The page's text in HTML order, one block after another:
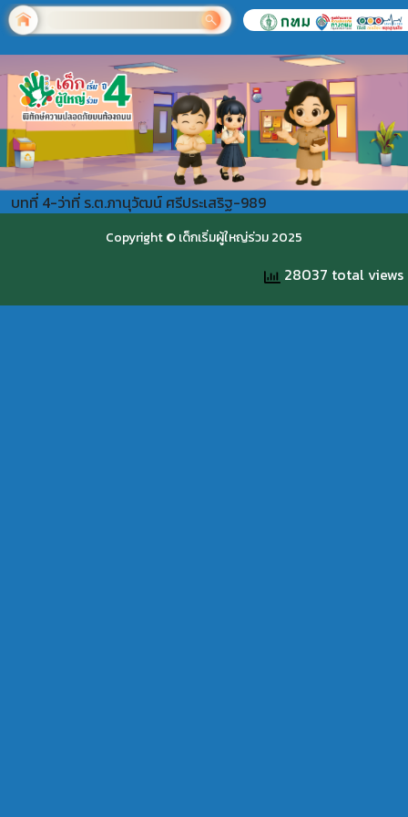
บทที่ 4-ว่าที่ ร.ต.ภานุวัฒน์ ศรีประเสริฐ-989
Copyright © เด็กเริ่มผู้ใหญ่ร่วม 2025
28037 total views